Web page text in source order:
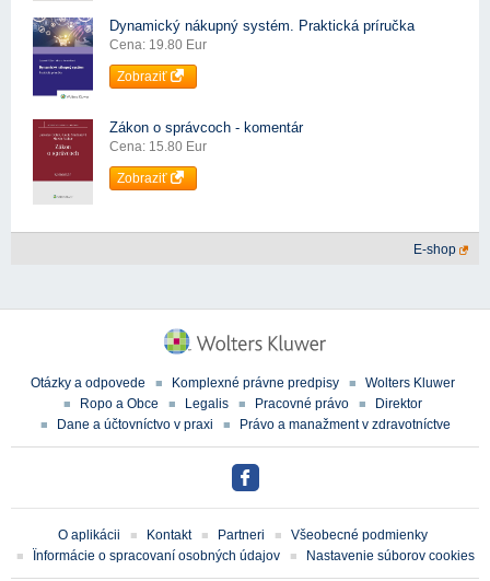
Dynamický nákupný systém. Praktická príručka
Cena: 19.80 Eur
Zobraziť
Zákon o správcoch - komentár
Cena: 15.80 Eur
Zobraziť
E-shop
Otázky a odpovede Komplexné právne predpisy
Wolters Kluwer
Ropo a Obce
Legalis Pracovné právo
Direktor
Dane a účtovníctvo v praxi
Právo a manažment v zdravotníctve
O aplikácii Kontakt Partneri
Všeobecné podmienky
Ïnformácie o spracovaní osobných údajov
Nastavenie súborov cookies